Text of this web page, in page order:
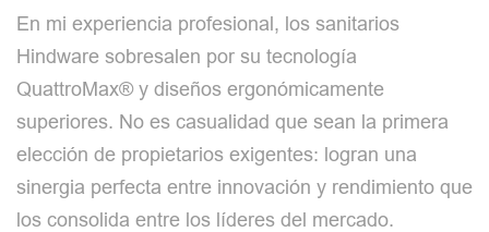
En mi experiencia profesional, los sanitarios
Hindware sobresalen por su tecnología
QuattroMax® y diseños ergonómicamente
superiores. No es casualidad que sean la primera
elección de propietarios exigentes: logran una
sinergia perfecta entre innovación y rendimiento que
los consolida entre los líderes del mercado.